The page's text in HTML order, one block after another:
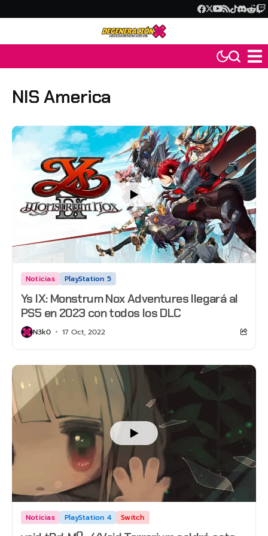
NIS America
Noticias PlayStation 5
Ys IX: Monstrum Nox Adventures llegará al
PS5 en 2023 con todos los DLC
N3k0 17 Oct, 2022
Noticias PlayStation 4 Switch